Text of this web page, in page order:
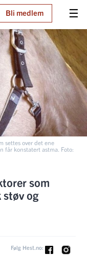
☰
Bli medlem
settes over det ene
får konstatert astma. Foto:
som
og
Følg Hest.no: